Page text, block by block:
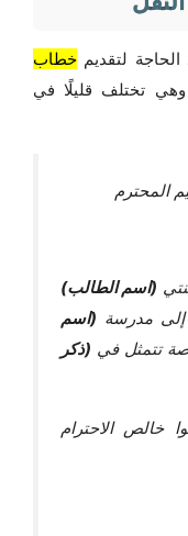
لتقديم خطاب
تختلف قليلًا في
المحترم
(اسم الطالب)
إلى مدرسة (اسم
تتمثل في (ذكر
خالص الاحترام